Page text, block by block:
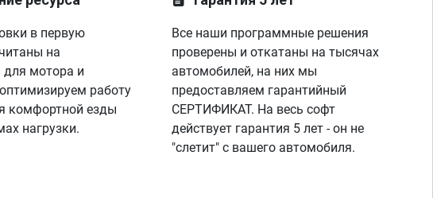
в первую
на
для мотора и
работу
комфортной езды
нагрузки.
Все наши программные решения
проверены и откатаны на тысячах
автомобилей, на них мы
предоставляем гарантийный
СЕРТИФИКАТ. На весь софт
действует гарантия 5 лет - он не
"слетит" с вашего автомобиля.